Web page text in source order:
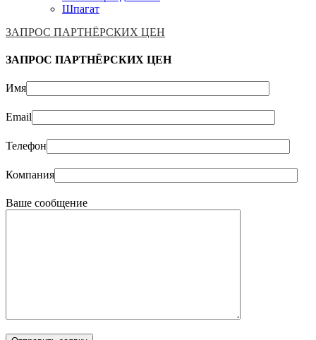
Шпагат
ЗАПРОС ПАРТНЁРСКИХ ЦЕН
ЗАПРОС ПАРТНЁРСКИХ ЦЕН
Имя
Email
Телефон
Компания
Ваше сообщение